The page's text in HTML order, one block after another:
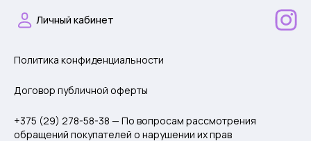
Личный кабинет
Политика конфиденциальности
Договор публичной оферты
+375 (29) 278-58-38 — По вопросам рассмотрения
обращений покупателей о нарушении их прав